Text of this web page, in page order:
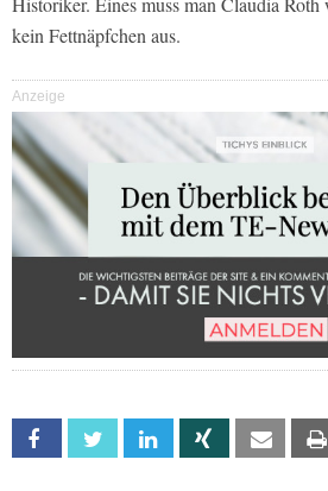
kein Fettnäpfchen aus.
Anzeige
Facebook Twitter Linkedin Xing Email